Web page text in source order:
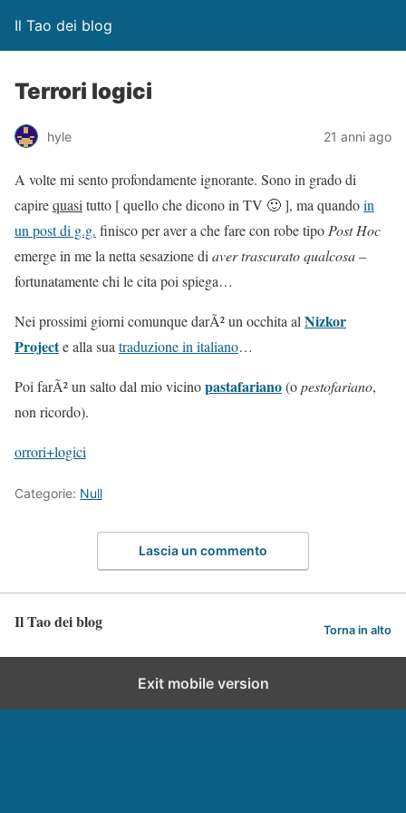
Il Tao dei blog
Terrori logici
hyle 21 anni ago
A volte mi sento profondamente ignorante. Sono in grado di
capirequasi tutto [ quello che dicono in TV 🙂 ], ma quandoin
un post di g.g. finisco per aver a che fare con robe tipo Post Hoc
emerge in me la netta sesazione di aver trascurato qualcosa–
fortunatamente chi le cita poi spiega…
Nei prossimi giorni comunque darÃ² un occhita al Nizkor
Projecte alla sua traduzione in italiano…
Poi farÃ² un salto dal mio vicinopastafariano(opestofariano,
non ricordo).
orrori+logici
Categorie: Null
Lascia un commento
Il Tao dei blog Torna in alto
Exit mobile version